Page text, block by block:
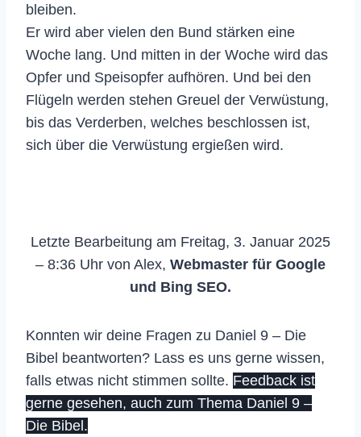
bleiben.
Er wird aber vielen den Bund stärken eine
Woche lang. Und mitten in der Woche wird das
Opfer und Speisopfer aufhören. Und bei den
Flügeln werden stehen Greuel der Verwüstung,
bis das Verderben, welches beschlossen ist,
sich über die Verwüstung ergießen wird.
Letzte Bearbeitung am Freitag, 3. Januar 2025
– 8:36 Uhr von Alex, Webmaster für Google
und Bing SEO.
Konnten wir deine Fragen zu Daniel 9 – Die
Bibel beantworten? Lass es uns gerne wissen,
falls etwas nicht stimmen sollte. Feedback ist
gerne gesehen, auch zum Thema Daniel 9 –
Die Bibel.